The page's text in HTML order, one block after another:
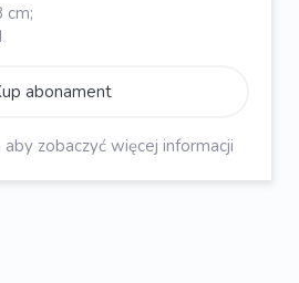
cm;
abonament
zobaczyć więcej informacji